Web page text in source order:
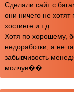
Сделали сайт с
они ничего не
хостинге и т.д....
Хотя по хорошему,
недоработки, а не
забывчивость
молчув��